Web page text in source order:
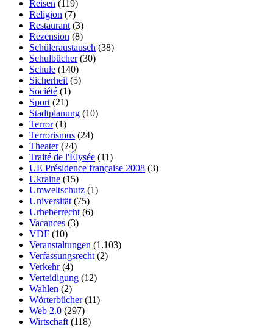
Reisen (119)
Religion (7)
Restaurant (3)
Rezension (8)
Schüleraustausch (38)
Schulbücher(30)
Schule (140)
Sicherheit (5)
Société (1)
Sport (21)
Stadtplanung (10)
Terror(1)
Terrorismus (24)
Theater(24)
Traité de l'Élysée (11)
UE Présidence française 2008 (3)
Ukraine (15)
Umweltschutz (1)
Universität (75)
Urheberrecht (6)
Vacances (3)
VDF (10)
Veranstaltungen (1.103)
Verfassungsrecht (2)
Verkehr(4)
Verteidigung (12)
Wahlen (2)
Wörterbücher(11)
Web 2.0 (297)
Wirtschaft (118)